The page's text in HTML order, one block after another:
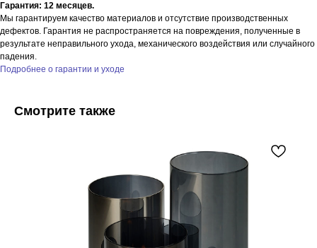
Гарантия: 12 месяцев.
Мы гарантируем качество материалов и отсутствие производственных
дефектов. Гарантия не распространяется на повреждения, полученные в
результате неправильного ухода, механического воздействия или случайного
падения.
Подробнее о гарантии и уходе
Смотрите также